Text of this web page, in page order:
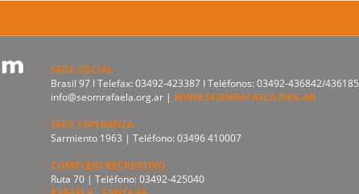
SEDE SOCIAL
Brasil 97 I Telefax: 03492-423387 I Teléfonos: 03492-436842/436185
info@seomrafaela.org.ar | WWW.SEOMRAFAELA.ORG.AR
SEDE ESPERANZA
Sarmiento 1963 | Teléfono: 03496 410007
COMPLEJO RECREATIVO
Ruta 70 | Teléfono: 03492-425040